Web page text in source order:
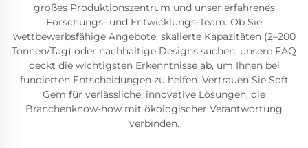
großes Produktionszentrum und unser erfahrenes
Forschungs- und Entwicklungs-Team. Ob Sie
wettbewerbsfähige Angebote, skalierte Kapazitäten (2–200
Tonnen/Tag) oder nachhaltige Designs suchen, unsere FAQ
deckt die wichtigsten Erkenntnisse ab, um Ihnen bei
fundierten Entscheidungen zu helfen. Vertrauen Sie Soft
Gem für verlässliche, innovative Lösungen, die
Branchenknow-how mit ökologischer Verantwortung
verbinden.